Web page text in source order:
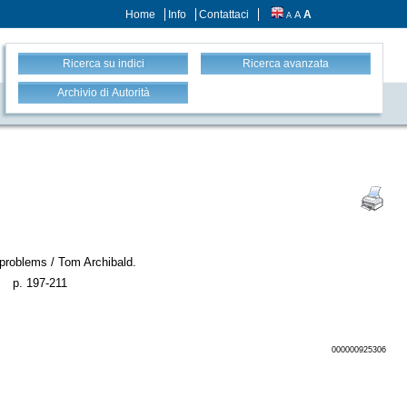
Home Info Contattaci A A A
Ricerca su indici Ricerca avanzata
Archivio di Autorità